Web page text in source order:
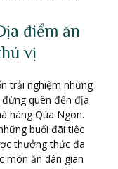
điểm ăn
vị
trải nghiệm những
quên đến địa
hàng Qúa Ngon.
buổi đãi tiệc
thưởng thức đa
món ăn dân gian